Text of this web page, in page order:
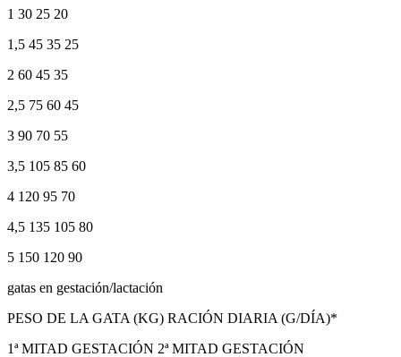
1 30 25 20
1,5 45 35 25
2 60 45 35
2,5 75 60 45
3 90 70 55
3,5 105 85 60
4 120 95 70
4,5 135 105 80
5 150 120 90
gatas en gestación/lactación
PESO DE LA GATA (KG) RACIÓN DIARIA (G/DÍA)*
1ª MITAD GESTACIÓN 2ª MITAD GESTACIÓN